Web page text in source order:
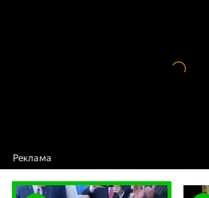
Видео